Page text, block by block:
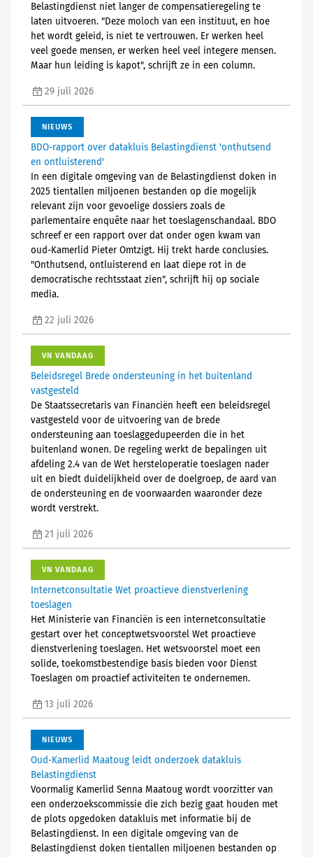
Belastingdienst niet langer de compensatieregeling te
laten uitvoeren. "Deze moloch van een instituut, en hoe
het wordt geleid, is niet te vertrouwen. Er werken heel
veel goede mensen, er werken heel veel integere mensen.
Maar hun leiding is kapot", schrijft ze in een column.
29 juli 2026
NIEUWS
BDO-rapport over datakluis Belastingdienst 'onthutsend
en ontluisterend'
In een digitale omgeving van de Belastingdienst doken in
2025 tientallen miljoenen bestanden op die mogelijk
relevant zijn voor gevoelige dossiers zoals de
parlementaire enquête naar het toeslagenschandaal. BDO
schreef er een rapport over dat onder ogen kwam van
oud-Kamerlid Pieter Omtzigt. Hij trekt harde conclusies.
"Onthutsend, ontluisterend en laat diepe rot in de
democratische rechtsstaat zien", schrijft hij op sociale
media.
22 juli 2026
VN VANDAAG
Beleidsregel Brede ondersteuning in het buitenland
vastgesteld
De Staatssecretaris van Financiën heeft een beleidsregel
vastgesteld voor de uitvoering van de brede
ondersteuning aan toeslaggedupeerden die in het
buitenland wonen. De regeling werkt de bepalingen uit
afdeling 2.4 van de Wet hersteloperatie toeslagen nader
uit en biedt duidelijkheid over de doelgroep, de aard van
de ondersteuning en de voorwaarden waaronder deze
wordt verstrekt.
21 juli 2026
VN VANDAAG
Internetconsultatie Wet proactieve dienstverlening
toeslagen
Het Ministerie van Financiën is een internetconsultatie
gestart over het conceptwetsvoorstel Wet proactieve
dienstverlening toeslagen. Het wetsvoorstel moet een
solide, toekomstbestendige basis bieden voor Dienst
Toeslagen om proactief activiteiten te ondernemen.
13 juli 2026
NIEUWS
Oud-Kamerlid Maatoug leidt onderzoek datakluis
Belastingdienst
Voormalig Kamerlid Senna Maatoug wordt voorzitter van
een onderzoekscommissie die zich bezig gaat houden met
de plots opgedoken datakluis met informatie bij de
Belastingdienst. In een digitale omgeving van de
Belastingdienst doken tientallen miljoenen bestanden op